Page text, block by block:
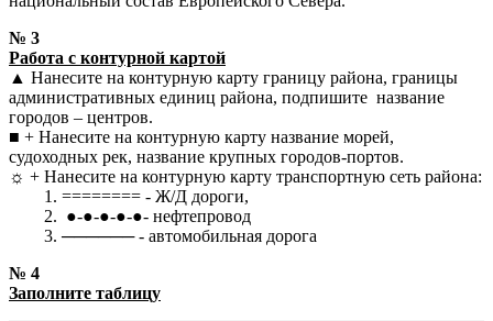
№ 3
Работа с контурной картой
▲ Нанесите на контурную карту границу района, границы
административных единиц района, подпишите название
городов – центров.
■ + Нанесите на контурную карту название морей,
судоходных рек, название крупных городов-портов.
☼ + Нанесите на контурную карту транспортную сеть района:
======== - Ж/Д дороги,
●-●-●-●-●- нефтепровод
────── - автомобильная дорога
№ 4
Заполните таблицу